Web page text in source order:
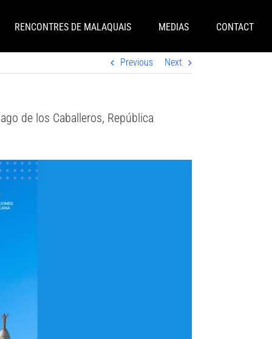
RENCONTRES DE MALAQUAIS MEDIAS CONTACT
Previous Next
de los Caballeros, República